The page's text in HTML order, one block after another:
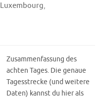
Luxembourg,
Zusammenfassung des
achten Tages. Die genaue
Tagesstrecke (und weitere
Daten) kannst du hier als